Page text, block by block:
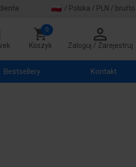
/ Polska / PLN / brutto
Koszyk
0
Zaloguj / Zarejestruj
Bestsellery Kontakt